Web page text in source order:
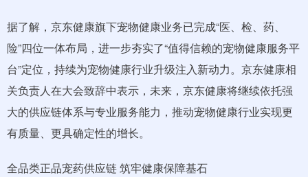
据了解，京东健康旗下宠物健康业务已完成“医、检、药、
险”四位一体布局，进一步夯实了“值得信赖的宠物健康服务平
台”定位，持续为宠物健康行业升级注入新动力。京东健康相
关负责人在大会致辞中表示，未来，京东健康将继续依托强
大的供应链体系与专业服务能力，推动宠物健康行业实现更
有质量、更具确定性的增长。
全品类正品宠药供应链 筑牢健康保障基石